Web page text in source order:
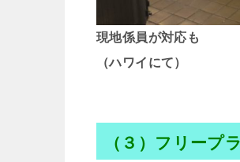
現地係員が対応も
（ハワイにて）
（３）フリープ